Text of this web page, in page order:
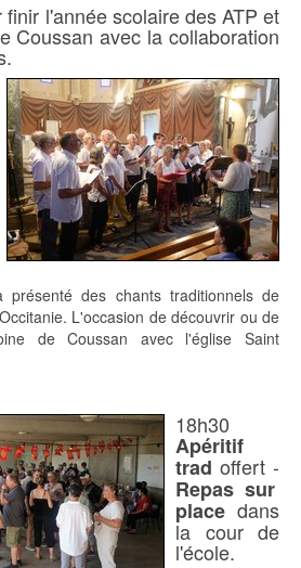
l'année scolaire des ATP et
Coussan avec la collaboration
présenté des chants traditionnels de
L'occasion de découvrir ou de
de Coussan avec l'église Saint
18h30
Apéritif
trad offert -
Repas sur
place dans
la cour de
l'école.